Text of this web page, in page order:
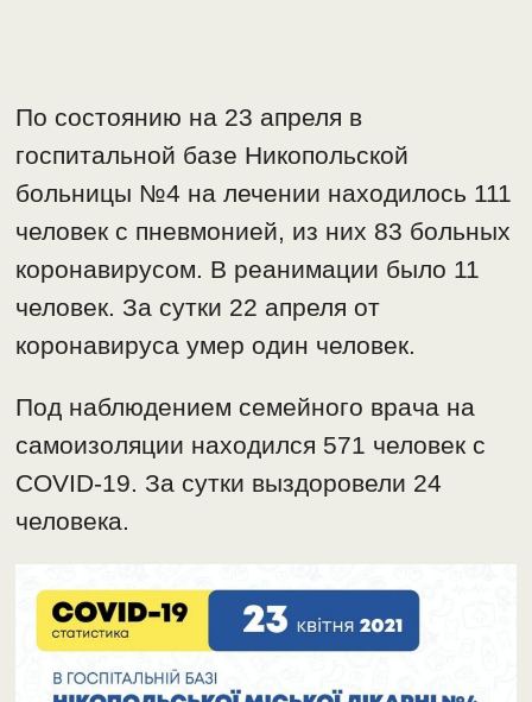
По состоянию на 23 апреля в
госпитальной базе Никопольской
больницы №4 на лечении находилось 111
человек с пневмонией, из них 83 больных
коронавирусом. В реанимации было 11
человек. За сутки 22 апреля от
коронавируса умер один человек.
Под наблюдением семейного врача на
самоизоляции находился 571 человек с
COVID-19. За сутки выздоровели 24
человека.